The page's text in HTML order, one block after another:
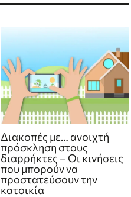
Διακοπές με… ανοιχτή
πρόσκληση στους
διαρρήκτες – Οι κινήσεις
που μπορούν να
προστατεύσουν την
κατοικία